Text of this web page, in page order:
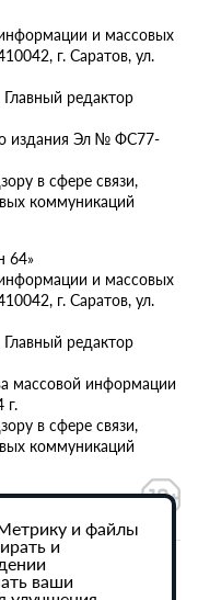
и массовых
г. Саратов, ул.
редактор
издания Эл № ФС77-
в сфере связи,
коммуникаций
64»
и массовых
г. Саратов, ул.
редактор
массовой информации
г.
в сфере связи,
коммуникаций
данных
активная
и файлы
и
ваши